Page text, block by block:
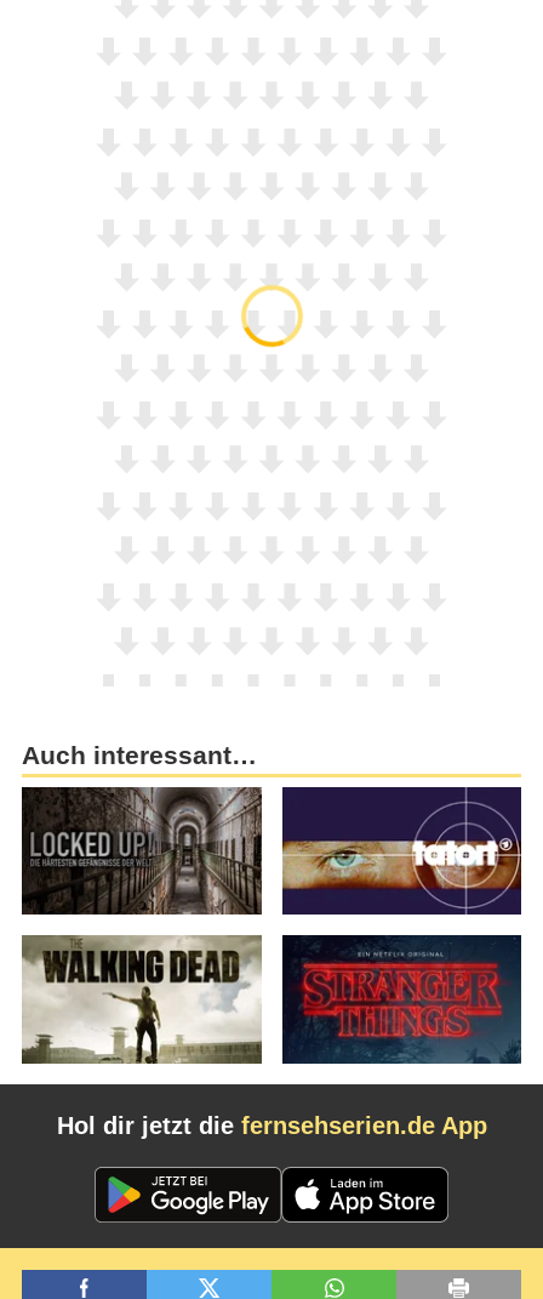
Auch interessant…
Hol dir jetzt die fernsehserien.de App